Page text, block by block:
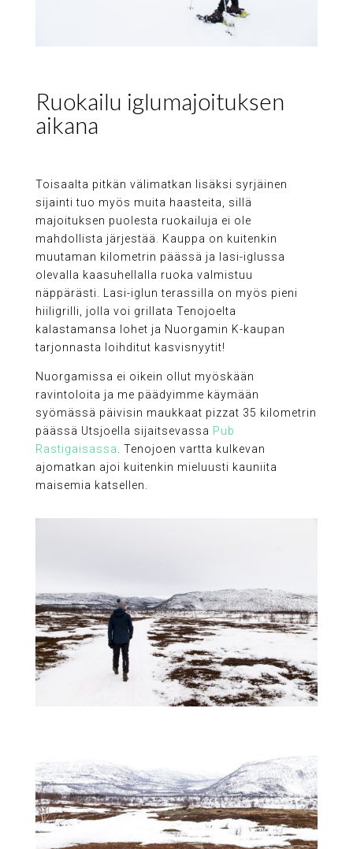
Ruokailu iglumajoituksen
aikana
Toisaalta pitkän välimatkan lisäksi syrjäinen
sijainti tuo myös muita haasteita, sillä
majoituksen puolesta ruokailuja ei ole
mahdollista järjestää. Kauppa on kuitenkin
muutaman kilometrin päässä ja lasi-iglussa
olevalla kaasuhellalla ruoka valmistuu
näppärästi. Lasi-iglun terassilla on myös pieni
hiiligrilli, jolla voi grillata Tenojoelta
kalastamansa lohet ja Nuorgamin K-kaupan
tarjonnasta loihditut kasvisnyytit!
Nuorgamissa ei oikein ollut myöskään
ravintoloita ja me päädyimme käymään
syömässä päivisin maukkaat pizzat 35 kilometrin
päässä Utsjoella sijaitsevassa Pub
Rastigaisassa
. Tenojoen vartta kulkevan
ajomatkan ajoi kuitenkin mieluusti kauniita
maisemia katsellen.